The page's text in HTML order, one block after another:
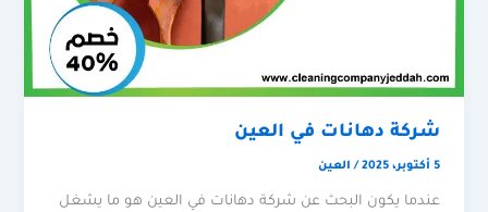
شركة دهانات في العين
5 أكتوبر، 2025 / العين
عندما يكون البحث عن شركة دهانات في العين هو ما يشغل